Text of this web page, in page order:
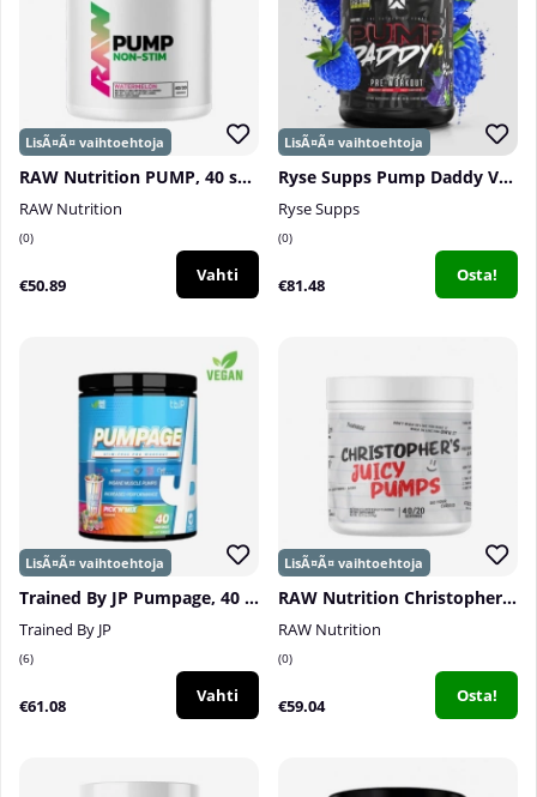
RAW Nutrition PUMP, 40 serv.
RAW Nutrition
0
€50.89 Vahti
Ryse Supps Pump Daddy V2, 40 serv.
Ryse Supps
0
€81.48 Osta!
Trained By JP Pumpage, 40 serv.
Trained By JP
6
€61.08 Vahti
RAW Nutrition Christopher´s Juicy Pumps, 40 serv.
RAW Nutrition
0
€59.04 Osta!